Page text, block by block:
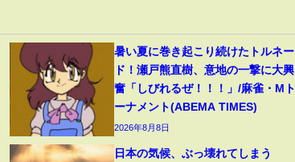
暑い夏に巻き起こり続けたトルネー
ド！瀬戸熊直樹、意地の一撃に大興
奮「しびれるぜ！！！」/麻雀・Mト
ーナメント(ABEMA TIMES)
2026年8月8日
日本の気候、ぶっ壊れてしまう